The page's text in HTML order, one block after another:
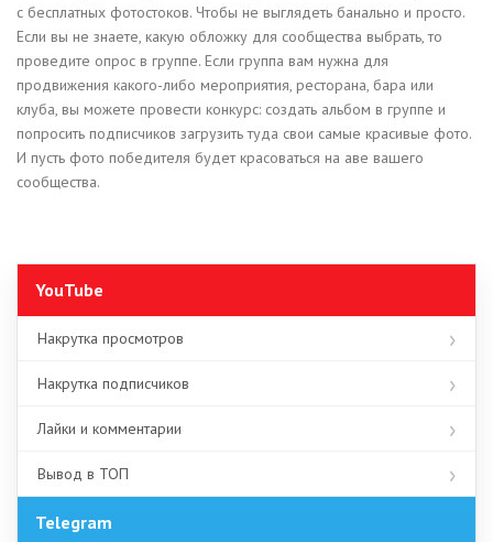
с бесплатных фотостоков. Чтобы не выглядеть банально и просто.
Если вы не знаете, какую обложку для сообщества выбрать, то
проведите опрос в группе. Если группа вам нужна для
продвижения какого-либо мероприятия, ресторана, бара или
клуба, вы можете провести конкурс: создать альбом в группе и
попросить подписчиков загрузить туда свои самые красивые фото.
И пусть фото победителя будет красоваться на аве вашего
сообщества.
YouTube
Накрутка просмотров
Накрутка подписчиков
Лайки и комментарии
Вывод в ТОП
Telegram